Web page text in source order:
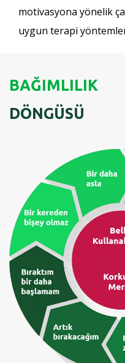
motivasyona yönelik
uygun terapi
BAĞIMLILIK
DÖNGÜSÜ